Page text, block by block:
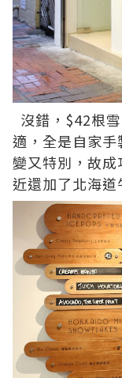
沒錯，$42根
適，全是自家
變又特別，故
近還加了北海